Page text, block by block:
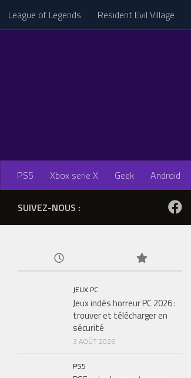
Skip to content
League of Legends Resident Evil Village
PS5 Xbox serie X Geek Android
SUIVEZ-NOUS :
JEUX PC
Jeux indés horreur PC 2026 :
trouver et télécharger en
sécurité
3 AOÛT 2026
PS5